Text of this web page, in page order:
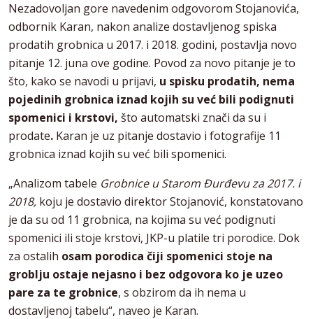
Nezadovoljan gore navedenim odgovorom Stojanovića,
odbornik Karan, nakon analize dostavljenog spiska
prodatih grobnica u 2017. i 2018. godini, postavlja novo
pitanje 12. juna ove godine. Povod za novo pitanje je to
što, kako se navodi u prijavi, u spisku prodatih, nema
pojedinih grobnica iznad kojih su već bili podignuti
spomenici i krstovi, što automatski znači da su i
prodate. Karan je uz pitanje dostavio i fotografije 11
grobnica iznad kojih su već bili spomenici.
„Analizom tabele Grobnice u Starom Đurđevu za 2017. i
2018, koju je dostavio direktor Stojanović, konstatovano
je da su od 11 grobnica, na kojima su već podignuti
spomenici ili stoje krstovi, JKP-u platile tri porodice. Dok
za ostalih osam porodica čiji spomenici stoje na
groblju ostaje nejasno i bez odgovora ko je uzeo
pare za te grobnice, s obzirom da ih nema u
dostavljenoj tabelu“, naveo je Karan.